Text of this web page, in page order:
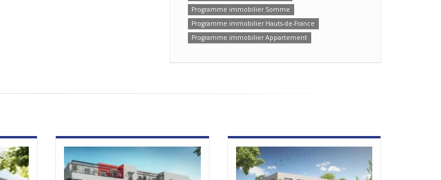
Programme immobilier Somme
Programme immobilier Hauts-de-France
Programme immobilier Appartement